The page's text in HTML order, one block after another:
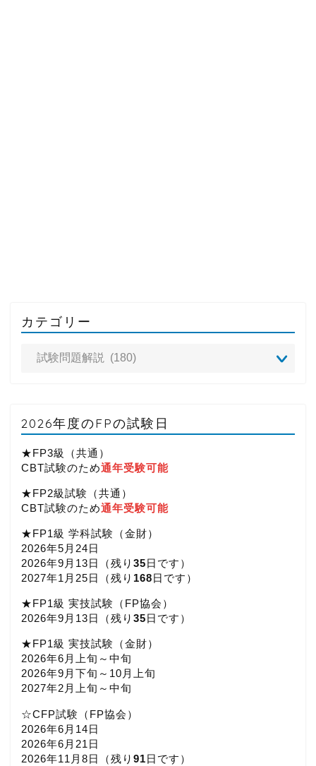
カテゴリー
2026年度のFPの試験日
★FP3級（共通）
CBT試験のため通年受験可能
★FP2級試験（共通）
CBT試験のため通年受験可能
★FP1級 学科試験（金財）
2026年5月24日
2026年9月13日（残り 35日です）
2027年1月25日（残り 168日です）
★FP1級 実技試験（FP協会）
2026年9月13日（残り 35日です）
★FP1級 実技試験（金財）
2026年6月上旬～中旬
2026年9月下旬～10月上旬
2027年2月上旬～中旬
☆CFP試験（FP協会）
2026年6月14日
2026年6月21日
2026年11月8日（残り 91日です）